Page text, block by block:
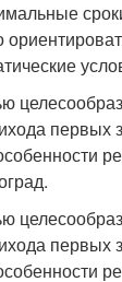
первых
первых